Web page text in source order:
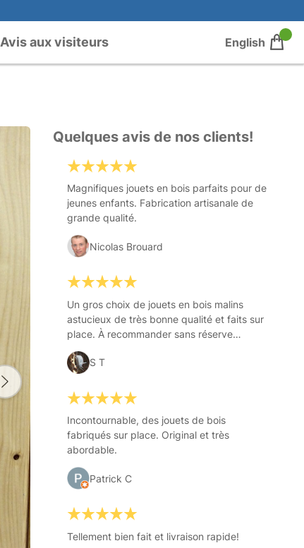
Avis aux visiteurs English
Quelques avis de nos clients!
Magnifiques jouets en bois parfaits pour de
jeunes enfants. Fabrication artisanale de
grande qualité.
Nicolas Brouard
Un gros choix de jouets en bois malins
astucieux de très bonne qualité et faits sur
place. À recommander sans réserve…
S T
Incontournable, des jouets de bois
fabriqués sur place. Original et très
abordable.
Patrick C
Tellement bien fait et livraison rapide!